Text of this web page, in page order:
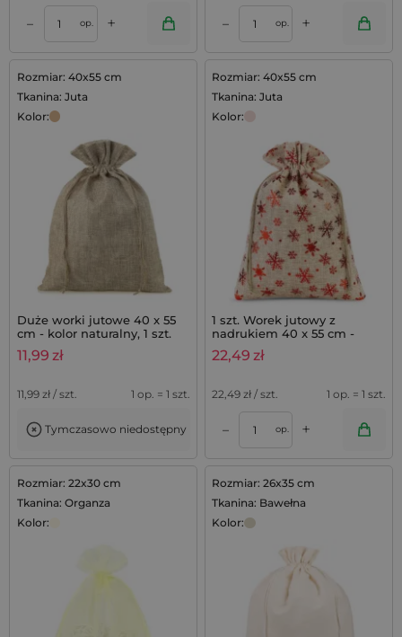
– op. + – op. +
Rozmiar: 40x55 cm
Tkanina: Juta
Kolor:
Duże worki jutowe 40 x 55
cm - kolor naturalny, 1 szt.
11,99 zł
11,99 zł / szt. 1 op. = 1 szt.
Tymczasowo niedostępny
Rozmiar: 40x55 cm
Tkanina: Juta
Kolor:
1 szt. Worek jutowy z
nadrukiem 40 x 55 cm -
naturalny / gwiazdki
22,49 zł
22,49 zł / szt. 1 op. = 1 szt.
– op. +
Rozmiar: 22x30 cm
Tkanina: Organza
Kolor:
Rozmiar: 26x35 cm
Tkanina: Bawełna
Kolor: